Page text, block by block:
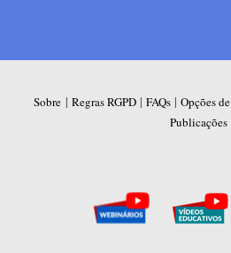
Sobre | Regras RGPD| FAQs| Opções
Publicações